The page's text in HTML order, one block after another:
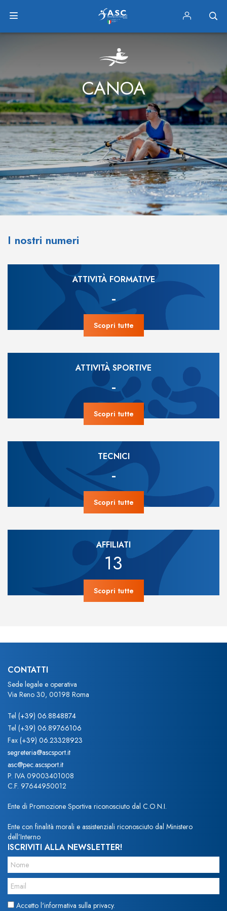
CANOA
I nostri numeri
ATTIVITÀ FORMATIVE
-
Scopri tutte
ATTIVITÀ SPORTIVE
-
Scopri tutte
TECNICI
-
Scopri tutte
AFFILIATI
13
Scopri tutte
CONTATTI
Sede legale e operativa
Via Reno 30, 00198 Roma
Tel (+39) 06.8848874
Tel (+39) 06.89766106
Fax (+39) 06.23328923
segreteria@ascsport.it
asc@pec.ascsport.it
P. IVA 09003401008
C.F. 97644950012
Ente di Promozione Sportiva riconosciuto dal C.O.N.I.
Ente con finalità morali e assistenziali riconosciuto dal Ministero
dell’Interno
ISCRIVITI ALLA NEWSLETTER!
Accetto l'informativa sulla privacy.